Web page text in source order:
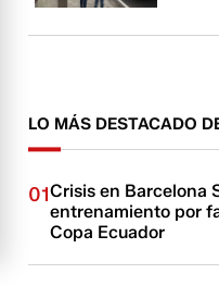
LO MÁS DESTACADO
01Crisis en Barcelona
entrenamiento por
Copa Ecuador